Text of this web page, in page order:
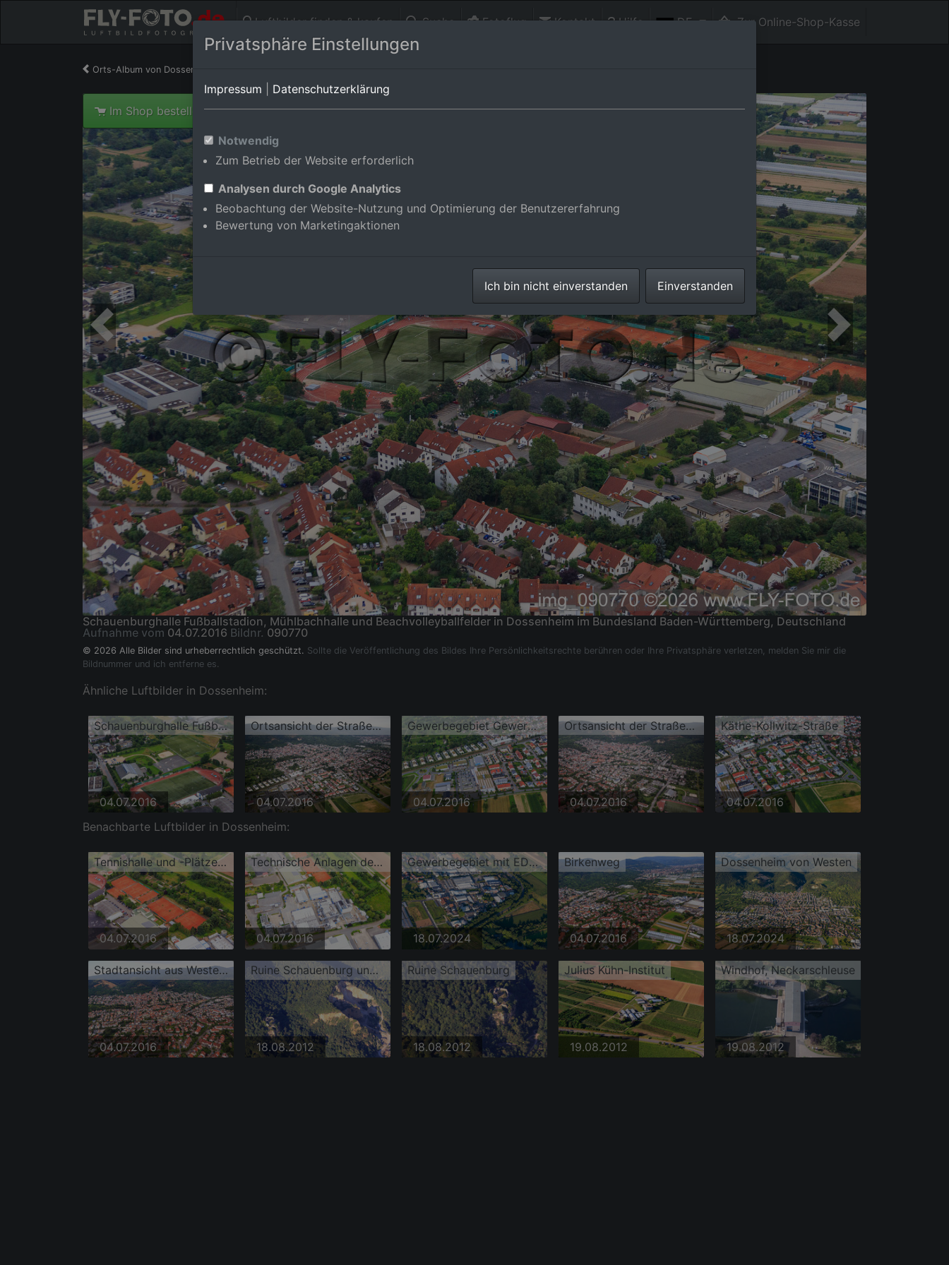
Luftbilder finden & kaufen Suche Fotoflug Kontakt Hilfe DE Zur Online-Shop-Kasse
Orts-Album von Dossenheim
Im Shop bestellen
Schauenburghalle Fußballstadion, Mühlbachhalle und Beachvolleyballfelder in Dossenheim im Bundesland Baden-Württemberg, Deutschland
Aufnahme vom 04.07.2016 Bildnr. 090770
© 2026 Alle Bilder sind urheberrechtlich geschützt. Sollte die Veröffentlichung des Bildes Ihre Persönlichkeitsrechte berühren oder Ihre Privatsphäre verletzen, melden Sie mir die
Bildnummer und ich entferne es.
Ähnliche Luftbilder in Dossenheim:
Schauenburghalle Fußballstadion, Mühlbachhalle und Beachvolleyballfelder
04.07.2016
Ortsansicht der Straßen und Häuser der Wohngebiete
04.07.2016
Gewerbegebiet Gewerberstraße mit Kaufland und DEICHMANN
04.07.2016
Ortsansicht der Straßen und Häuser der Wohngebiete
04.07.2016
Käthe-Kollwitz-Straße
04.07.2016
Benachbarte Luftbilder in Dossenheim:
Tennishalle und -Plätze des TSG Germania 1889
04.07.2016
Technische Anlagen der Chemiefabrik Evonik
04.07.2016
Gewerbegebiet mit EDEKA Foodservice Dossenheim
18.07.2024
Birkenweg
04.07.2016
Dossenheim von Westen
18.07.2024
Stadtansicht aus Westen am Odenwaldrand mit ehem. Steinbruch Vatter und Steinbruch Leferenz Dossenheim
04.07.2016
Ruine Schauenburg und Ehem. Steinbruch Vatter
18.08.2012
Ruine Schauenburg
18.08.2012
Julius Kühn-Institut
19.08.2012
Windhof, Neckarschleuse
19.08.2012
Privatsphäre Einstellungen
Impressum Datenschutzerklärung
Notwendig
Zum Betrieb der Website erforderlich
Analysen durch Google Analytics
Beobachtung der Website-Nutzung und Optimierung der Benutzererfahrung
Bewertung von Marketingaktionen
Ich bin nicht einverstanden Einverstanden